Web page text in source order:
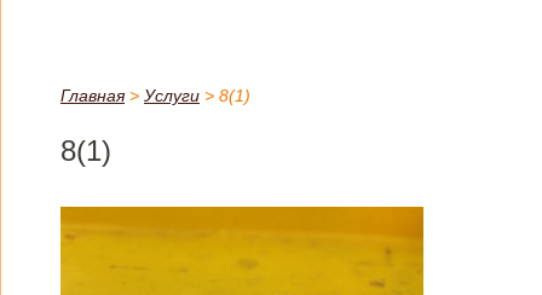
Главная> Услуги > 8(1)
8(1)